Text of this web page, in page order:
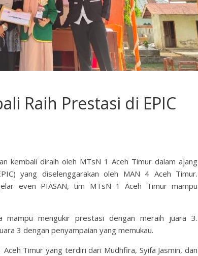
Raih Prestasi di EPIC
kembali diraih oleh MTsN 1 Aceh Timur dalam ajang
yang diselenggarakan oleh MAN 4 Aceh Timur.
even PIASAN, tim MTsN 1 Aceh Timur mampu
mampu mengukir prestasi dengan meraih juara 3.
3 dengan penyampaian yang memukau.
Timur yang terdiri dari Mudhfira, Syifa Jasmin, dan